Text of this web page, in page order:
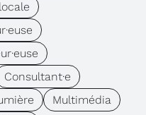
Consultant·e
Multimédia